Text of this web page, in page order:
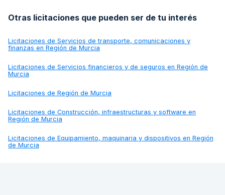
Otras licitaciones que pueden ser de tu interés
Licitaciones de Servicios de transporte, comunicaciones y
finanzas en Región de Murcia
Licitaciones de Servicios financieros y de seguros en Región de
Murcia
Licitaciones de Región de Murcia
Licitaciones de Construcción, infraestructuras y software en
Región de Murcia
Licitaciones de Equipamiento, maquinaria y dispositivos en Región
de Murcia